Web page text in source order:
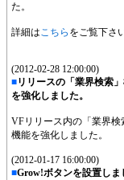
た。
詳細はこちら をご覧下さ
(2012-02-28 12:00:00)
■リリースの「業界検索
を強化しました。
VFリリース内の「業界検
機能を強化しました。
(2012-01-17 16:00:00)
■Grow!ボタンを設置しま